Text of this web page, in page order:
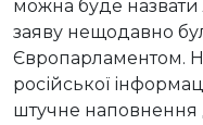
можна буде назвати
заяву нещодавно
Європарламентом.
російської
штучне наповнення